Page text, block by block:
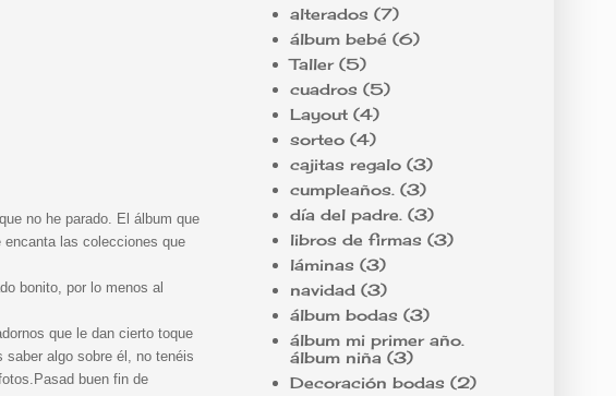
no he parado. El álbum que
las colecciones que
bonito, por lo menos al
que le dan cierto toque
algo sobre él, no tenéis
buen fin de
alterados (7)
álbum bebé (6)
Taller (5)
cuadros (5)
Layout (4)
sorteo (4)
cajitas regalo (3)
cumpleaños. (3)
día del padre. (3)
libros de firmas (3)
láminas (3)
navidad (3)
álbum bodas (3)
álbum mi primer año.
álbum niña (3)
Decoración bodas (2)